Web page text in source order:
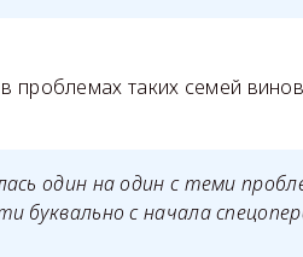
проблемах таких семей
один на один с теми
буквально с начала